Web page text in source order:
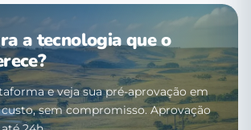
a tecnologia que o
e veja sua pré-aprovação em
sem compromisso. Aprovação